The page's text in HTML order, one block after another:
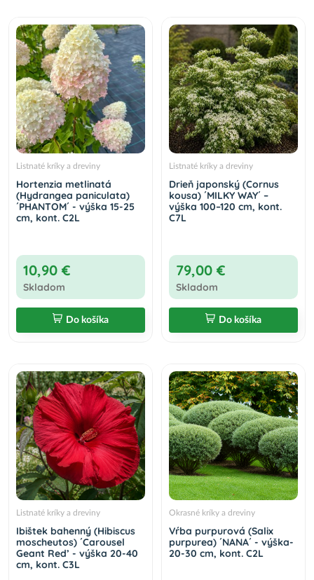
Listnaté kríky a dreviny
Hortenzia metlinatá
(Hydrangea paniculata)
´PHANTOM´ - výška 15-25
cm, kont. C2L
10,90 €
Skladom
Do košíka
Listnaté kríky a dreviny
Drieň japonský (Cornus
kousa) ´MILKY WAY´ –
výška 100–120 cm, kont.
C7L
79,00 €
Skladom
Do košíka
Listnaté kríky a dreviny
Ibištek bahenný (Hibiscus
moscheutos) ´Carousel
Geant Red’ - výška 20-40
cm, kont. C3L
Okrasné kríky a dreviny
Vŕba purpurová (Salix
purpurea) ´NANA´ - výška-
20-30 cm, kont. C2L